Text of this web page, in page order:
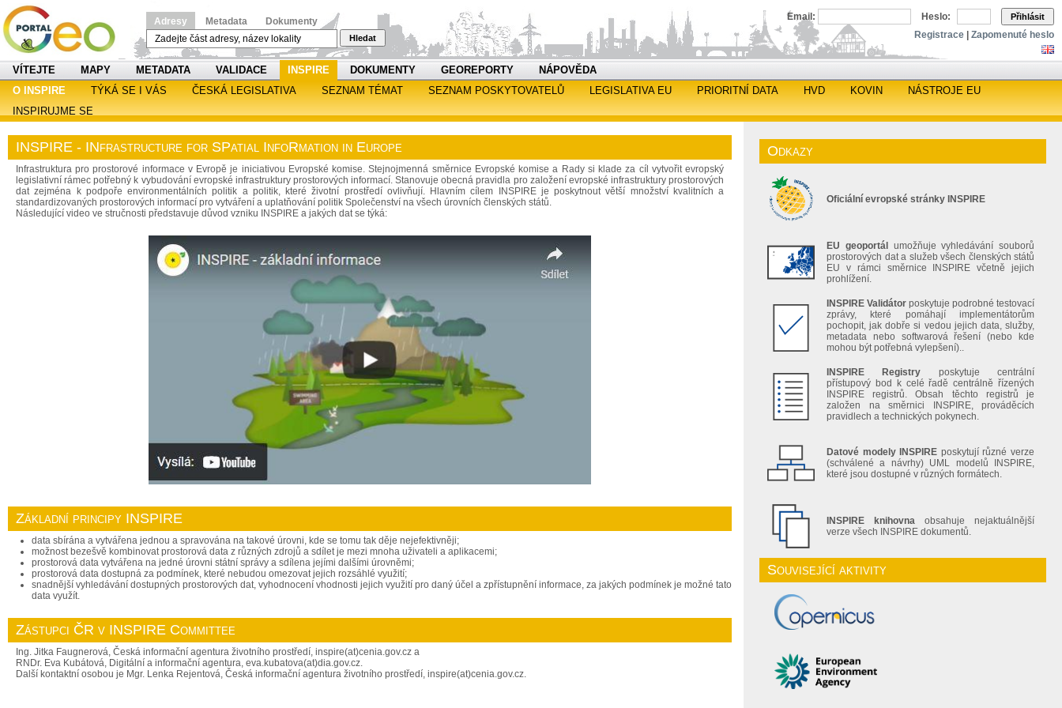
Adresy Metadata Dokumenty
Hledat
Email: Heslo: Přihlásit
Registrace Zapomenuté heslo
VÍTEJTE MAPY METADATA VALIDACE INSPIRE DOKUMENTY GEOREPORTY
NÁPOVĚDA
O INSPIRE
TÝKÁ SE I VÁS ČESKÁ LEGISLATIVA SEZNAM TÉMAT SEZNAM POSKYTOVATELŮ LEGISLATIVA EU PRIORITNÍ DATA HVD KOVIN
NÁSTROJE EU
INSPIRUJME SE
INSPIRE - INfrastructure for SPatial InfoRmation in Europe
Infrastruktura pro prostorové informace v Evropě je iniciativou Evropské komise. Stejnojmenná směrnice Evropské komise a Rady si klade za cíl vytvořit evropský
legislativní rámec potřebný k vybudování evropské infrastruktury prostorových informací. Stanovuje obecná pravidla pro založení evropské infrastruktury prostorových
dat zejména k podpoře environmentálních politik a politik, které životní prostředí ovlivňují. Hlavním cílem INSPIRE je poskytnout větší množství kvalitních a
standardizovaných prostorových informací pro vytváření a uplatňování politik Společenství na všech úrovních členských států.
Následující video ve stručnosti představuje důvod vzniku INSPIRE a jakých dat se týká:
Základní principy INSPIRE
data sbírána a vytvářena jednou a spravována na takové úrovni, kde se tomu tak děje nejefektivněji;
možnost bezešvě kombinovat prostorová data z různých zdrojů a sdílet je mezi mnoha uživateli a aplikacemi;
prostorová data vytvářena na jedné úrovni státní správy a sdílena jejími dalšími úrovněmi;
prostorová data dostupná za podmínek, které nebudou omezovat jejich rozsáhlé využití;
snadnější vyhledávání dostupných prostorových dat, vyhodnocení vhodnosti jejich využití pro daný účel a zpřístupnění informace, za jakých podmínek je možné tato
data využít.
Zástupci ČR v INSPIRE Committee
Ing. Jitka Faugnerová, Česká informační agentura životního prostředí, inspire(at)cenia.gov.cz a
RNDr. Eva Kubátová, Digitální a informační agentura, eva.kubatova(at)dia.gov.cz.
Další kontaktní osobou je Mgr. Lenka Rejentová, Česká informační agentura životního prostředí, inspire(at)cenia.gov.cz.
Odkazy
Oficiální evropské stránky INSPIRE
EU geoportál
umožňuje vyhledávání souborů
prostorových dat a služeb všech členských států
EU v rámci směrnice INSPIRE včetně jejich
prohlížení.
INSPIRE Validátor poskytuje podrobné testovací
zprávy, které pomáhají implementátorům
pochopit, jak dobře si vedou jejich data, služby,
metadata nebo softwarová řešení (nebo kde
mohou být potřebná vylepšení)..
INSPIRE Registry poskytuje centrální
přístupový bod k celé řadě centrálně řízených
INSPIRE registrů. Obsah těchto registrů je
založen na směrnici INSPIRE, prováděcích
pravidlech a technických pokynech.
Datové modely INSPIRE poskytují různé verze
(schválené a návrhy) UML modelů INSPIRE,
které jsou dostupné v různých formátech.
INSPIRE knihovna obsahuje nejaktuálnější
verze všech INSPIRE dokumentů.
Související aktivity